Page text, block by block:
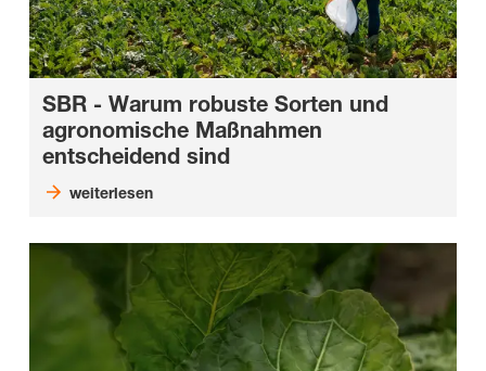
SBR - Warum robuste Sorten und
agronomische Maßnahmen
entscheidend sind
weiterlesen